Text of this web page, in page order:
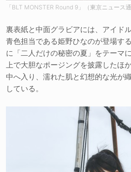
「BLT MONSTER Round 9」（東京ニュース
裏表紙と中面グラビアには、アイド
青色担当である姫野ひなのが登場す
に「二人だけの秘密の夏」をテーマ
上で大胆なポージングを披露したほ
中へ入り、濡れた肌と幻想的な光が
している。